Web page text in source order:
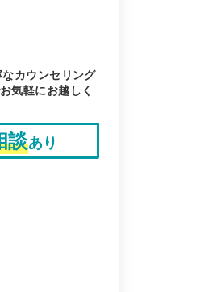
カウンセリング
気軽にお越しく
談あり